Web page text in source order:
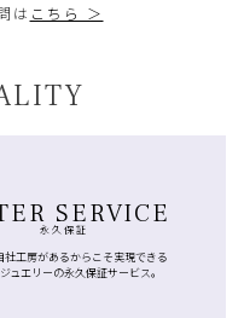
は こちら ＞
SERVICE
永久保証
社工房があるからこそ実現できる
ュエリーの永久保証サービス。